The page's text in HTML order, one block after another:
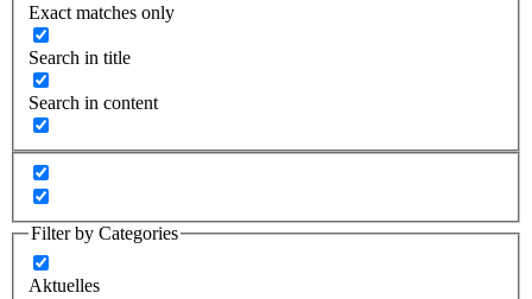
Exact matches only
Search in title
Search in content
Filter by Categories
Aktuelles